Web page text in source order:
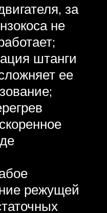
за
не
штанги
ее
режущей